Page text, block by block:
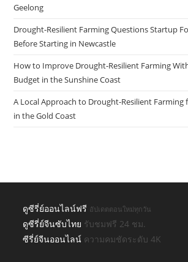
Geelong
Drought-Resilient Farming Questions Startup
Before Starting in Newcastle
How to Improve Drought-Resilient Farming
Budget in the Sunshine Coast
A Local Approach to Drought-Resilient Farming
in the Gold Coast
ดูซีรี่ย์ออนไลน์ฟรี อัปเดตตอนใหม่ทุกวัน
ดูซีรี่ย์จีนซับไทย รับชมฟรี 24 ชม.
ซีรี่ย์จีนออนไลน์ ความคมชัดระดับ 4K